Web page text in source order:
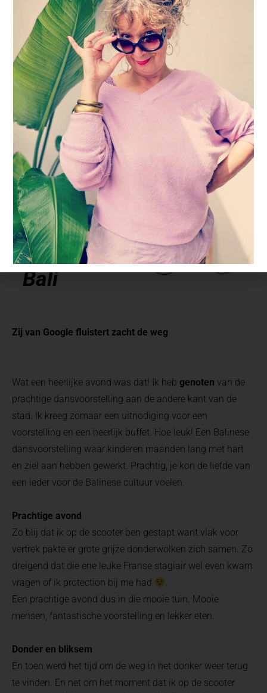
15 april 2019
Lie(f)s uit
Bali
Zij van Google fluistert zacht de weg
Wat een heerlijke avond was dat! Ik heb genoten van de
prachtige dansvoorstelling aan de andere kant van de
stad. Ik kreeg zomaar een uitnodiging voor een
voorstelling en een heerlijk buffet. Hoe leuk! Een Balinese
dansvoorstelling waar kinderen maanden lang met hart
en ziel aan hebben gewerkt. Prachtig, je kon de liefde van
een ieder voor de Balinese cultuur voelen.
Prachtige avond
Zo blij dat ik op de scooter ben gestapt want vlak voor
vertrek pakte er grote grijze donderwolken zich samen. Zo
dreigend dat die ene leuke Franse stagiair wel even kwam
vragen of ik protection bij me had
.
Een prachtige avond dus in die mooie tuin. Mooie
mensen, fantastische voorstelling en lekker eten.
Donder en bliksem
En toen werd het tijd om de weg in het donker weer terug
te vinden. En net om het moment dat ik op de scooter